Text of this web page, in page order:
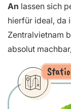
An lassen sich
hierfür ideal, da
Zentralvietnam
absolut